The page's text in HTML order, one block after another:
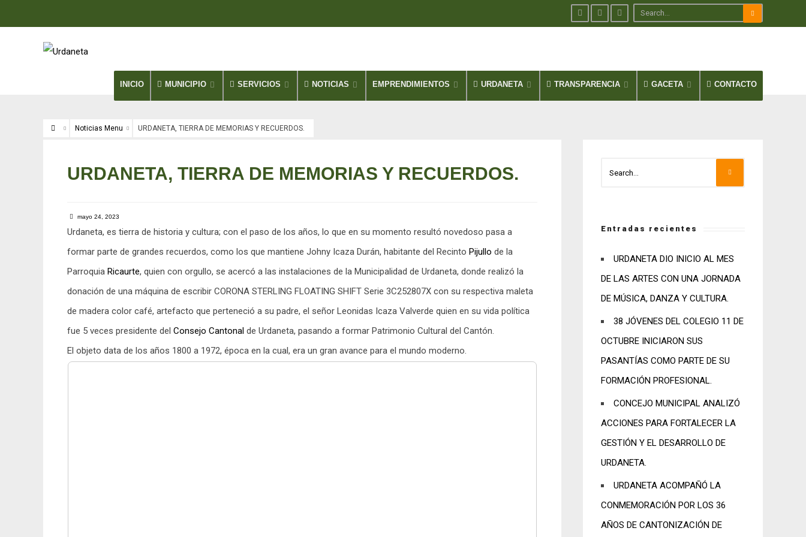
INICIO MUNICIPIO SERVICIOS NOTICIAS EMPRENDIMIENTOS URDANETA TRANSPARENCIA GACETA CONTACTO
Noticias Menu URDANETA, TIERRA DE MEMORIAS Y RECUERDOS.
Noticias Menu
URDANETA, TIERRA DE MEMORIAS Y RECUERDOS.
mayo 24, 2023
Urdaneta, es tierra de historia y cultura; con el paso de los años, lo que en su momento resultó novedoso pasa a
formar parte de grandes recuerdos, como los que mantiene Johny Icaza Durán, habitante del Recinto Pijullo de la
Parroquia Ricaurte, quien con orgullo, se acercó a las instalaciones de la Municipalidad de Urdaneta, donde realizó la
donación de una máquina de escribir CORONA STERLING FLOATING SHIFT Serie 3C252807X con su respectiva maleta
de madera color café, artefacto que perteneció a su padre, el señor Leonidas Icaza Valverde quien en su vida política
fue 5 veces presidente del Consejo Cantonal de Urdaneta, pasando a formar Patrimonio Cultural del Cantón.
El objeto data de los años 1800 a 1972, época en la cual, era un gran avance para el mundo moderno.
Entradas recientes
URDANETA DIO INICIO AL MES
DE LAS ARTES CON UNA JORNADA
DE MÚSICA, DANZA Y CULTURA.
38 JÓVENES DEL COLEGIO 11 DE
OCTUBRE INICIARON SUS
PASANTÍAS COMO PARTE DE SU
FORMACIÓN PROFESIONAL.
CONCEJO MUNICIPAL ANALIZÓ
ACCIONES PARA FORTALECER LA
GESTIÓN Y EL DESARROLLO DE
URDANETA.
URDANETA ACOMPAÑÓ LA
CONMEMORACIÓN POR LOS 36
AÑOS DE CANTONIZACIÓN DE